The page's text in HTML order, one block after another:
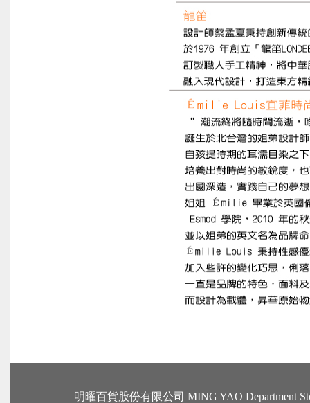
明曜百貨股份有限公司 MING YAO Department